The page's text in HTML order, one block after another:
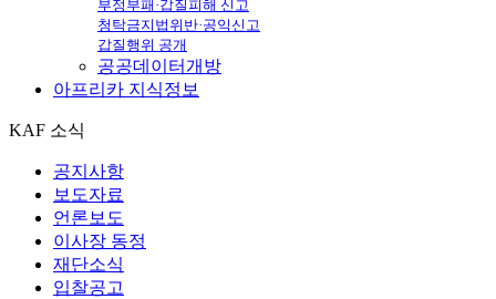
부정부패·갑질피해 신고
청탁금지법위반·공익신고
갑질행위 공개
공공데이터개방
아프리카 지식정보
KAF 소식
공지사항
보도자료
언론보도
이사장 동정
재단소식
입찰공고